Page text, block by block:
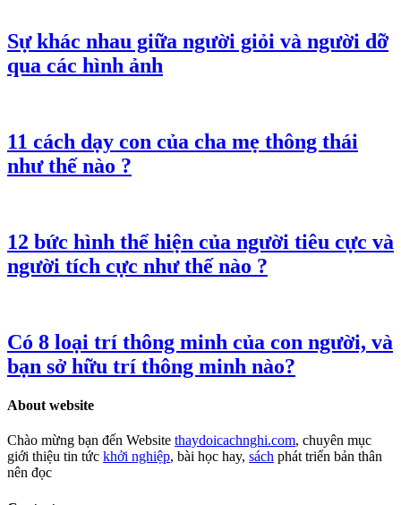
Sự khác nhau giữa người giỏi và người dỡ
qua các hình ảnh
11 cách dạy con của cha mẹ thông thái
như thế nào ?
12 bức hình thể hiện của người tiêu cực và
người tích cực như thế nào ?
Có 8 loại trí thông minh của con người, và
bạn sở hữu trí thông minh nào?
About website
Chào mừng bạn đến Website thaydoicachnghi.com, chuyên mục
giới thiệu tin tức khởi nghiệp, bài học hay, sách phát triển bản thân
nên đọc